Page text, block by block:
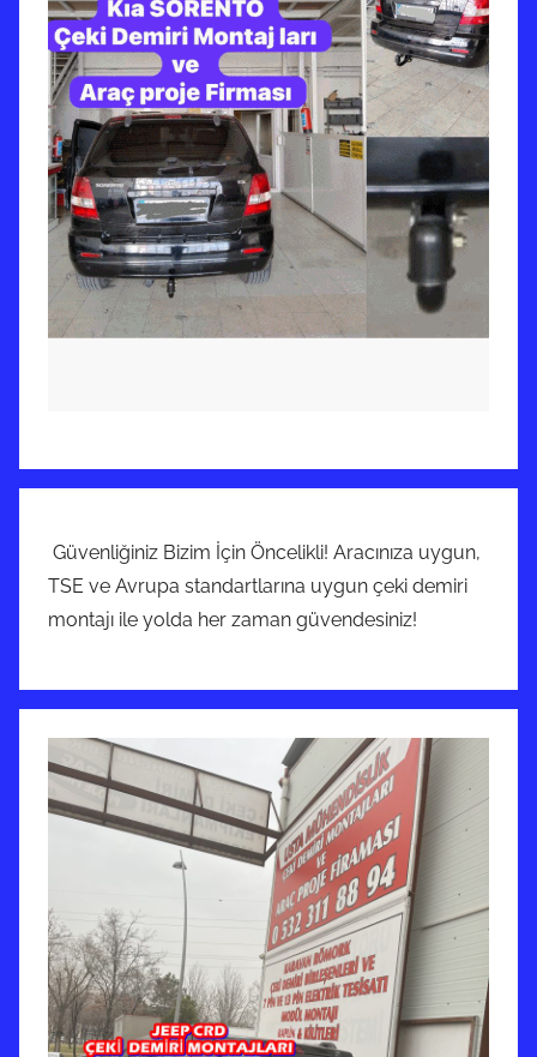
Güvenliğiniz Bizim İçin Öncelikli! Aracınıza uygun,
TSE ve Avrupa standartlarına uygun çeki demiri
montajı ile yolda her zaman güvendesiniz!